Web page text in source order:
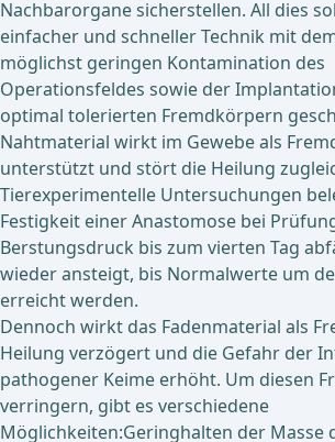
Nachbarorgane sicherstellen. All dies
einfacher und schneller Technik mit
möglichst geringen Kontamination des
Operationsfeldes sowie der
optimal tolerierten Fremdkörpern
Nahtmaterial wirkt im Gewebe als
unterstützt und stört die Heilung
Tierexperimentelle Untersuchungen
Festigkeit einer Anastomose bei
Berstungsdruck bis zum vierten Tag
wieder ansteigt, bis Normalwerte um
erreicht werden.
Dennoch wirkt das Fadenmaterial als
Heilung verzögert und die Gefahr der
pathogener Keime erhöht. Um diesen
verringern, gibt es verschiedene
Möglichkeiten:Geringhalten der Masse